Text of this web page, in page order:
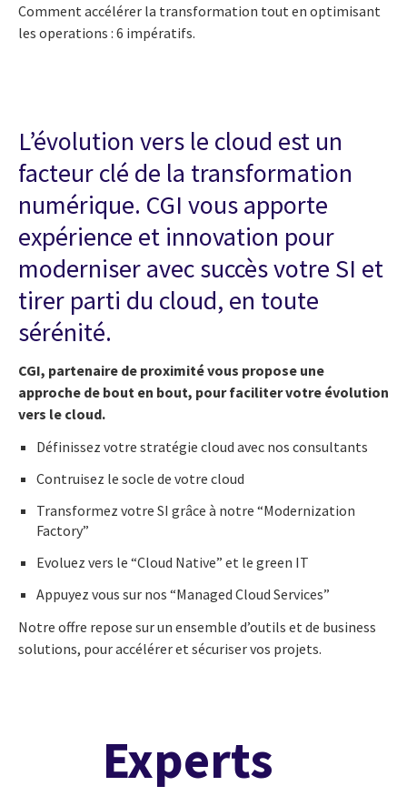
Comment accélérer la transformation tout en optimisant
les operations : 6 impératifs.
L’évolution vers le cloud est un
facteur clé de la transformation
numérique. CGI vous apporte
expérience et innovation pour
moderniser avec succès votre SI et
tirer parti du cloud, en toute
sérénité.
CGI, partenaire de proximité vous propose une
approche de bout en bout, pour faciliter votre évolution
vers le cloud.
Définissez votre stratégie cloud avec nos consultants
Contruisez le socle de votre cloud
Transformez votre SI grâce à notre “Modernization
Factory”
Evoluez vers le “Cloud Native” et le green IT
Appuyez vous sur nos “Managed Cloud Services”
Notre offre repose sur un ensemble d’outils et de business
solutions, pour accélérer et sécuriser vos projets.
Experts